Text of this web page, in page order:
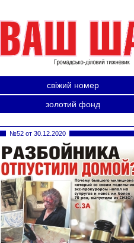
свіжий номер
золотий фонд
№52 от 30.12.2020